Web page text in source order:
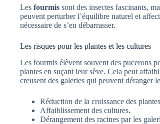
Les fourmis sont des insectes fascinants,
peuvent perturber l’équilibre naturel et
nécessaire de s’en débarrasser.
Les risques pour les plantes et les cultures
Les fourmis élèvent souvent des pucerons
plantes en suçant leur sève. Cela peut
creusent des galeries qui peuvent déranger
Réduction de la croissance des
Affaiblissement des cultures.
Dérangement des racines par les